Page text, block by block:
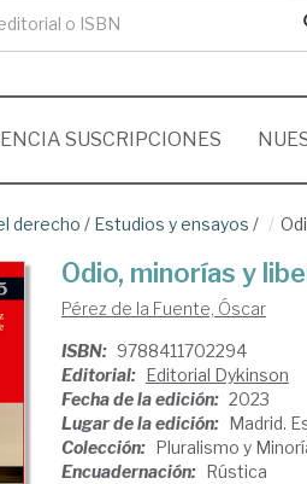
SUSCRIPCIONES
derecho / Estudios y ensayos /
Odio, minorías y
Pérez de la Fuente, Óscar
ISBN: 9788411702294
Editorial: Editorial Dykinson
Fecha de la edición: 2023
Lugar de la edición: Madrid.
Colección: Pluralismo y
Encuadernación: Rústica